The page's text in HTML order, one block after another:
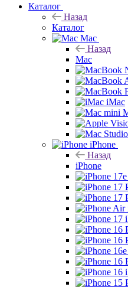
Каталог
Назад
Каталог
Mac
Назад
Mac
iMac
iPhone
Назад
iPhone